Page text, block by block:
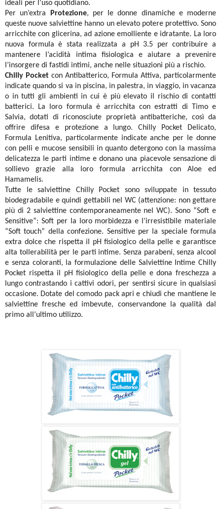
ideali per l’uso quotidiano.
Per un’extra
Protezione,
per le donne dinamiche e moderne
queste nuove salviettine hanno un elevato potere protettivo. Sono
arricchite con glicerina, ad azione emolliente e idratante. La loro
nuova formula è stata realizzata a pH 3.5 per contribuire a
mantenere l’acidità intima fisiologica e aiutare a prevenire
l’insorgere di fastidi intimi, anche nelle situazioni più a rischio.
Chilly Pocket con Antibatterico, Formula Attiva, particolarmente
indicate quando si va in piscina, in palestra, in viaggio, in vacanza
o in tutti gli ambienti in cui è più elevato il rischio di contatti
batterici. La loro formula è arricchita con estratti di Timo e
Salvia, dotati di riconosciute proprietà antibatteriche, così da
offrire difesa e protezione a lungo.Chilly Pocket Delicato,
Formula Lenitiva, particolarmente indicate anche per le donne
con pelli e mucose sensibili in quanto detergono con la massima
delicatezza le parti intime e donano una piacevole sensazione di
sollievo grazie alla loro formula arricchita con Aloe ed
Hamamelis.
Tutte le salviettine Chilly Pocket sono sviluppate in tessuto
biodegradabile e quindi gettabili nel WC (attenzione: non gettare
più di 2 salviettine contemporaneamente nel WC). Sono “Soft e
Sensitive”: Soft per la loro morbidezza e l’irresistibile materiale
“Soft touch” della confezione. Sensitive per la speciale formula
extra dolce che rispetta il pH fisiologico della pelle e garantisce
alta tollerabilità per le parti intime. Senza parabeni, senza alcool
e senza coloranti, la formulazione delle Salviettine Intime Chilly
Pocket rispetta il pH fisiologico della pelle e dona freschezza a
lungo contrastando i cattivi odori, per sentirsi sicure in qualsiasi
occasione. Dotate del comodo pack apri e chiudi che mantiene le
salviettine fresche ed imbevute, conservandone la qualità dal
primo all’ultimo utilizzo.